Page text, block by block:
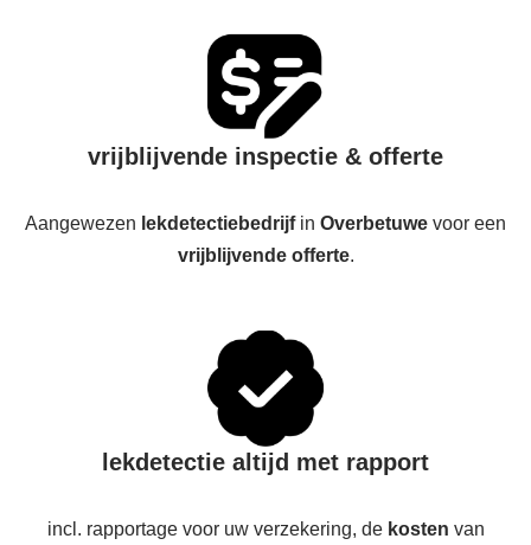
vrijblijvende inspectie & offerte
Aangewezen lekdetectiebedrijfin Overbetuwe voor een
vrijblijvende offerte.
lekdetectie altijd met rapport
incl. rapportage voor uw verzekering, de kosten van